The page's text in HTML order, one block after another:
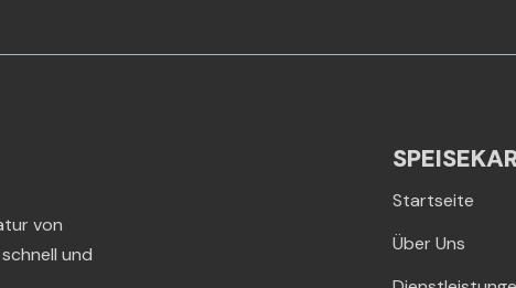
von
und
Startseite
Über Uns